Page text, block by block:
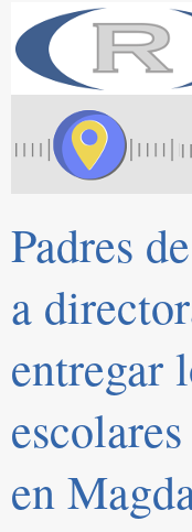
Padres
a
entregar
en